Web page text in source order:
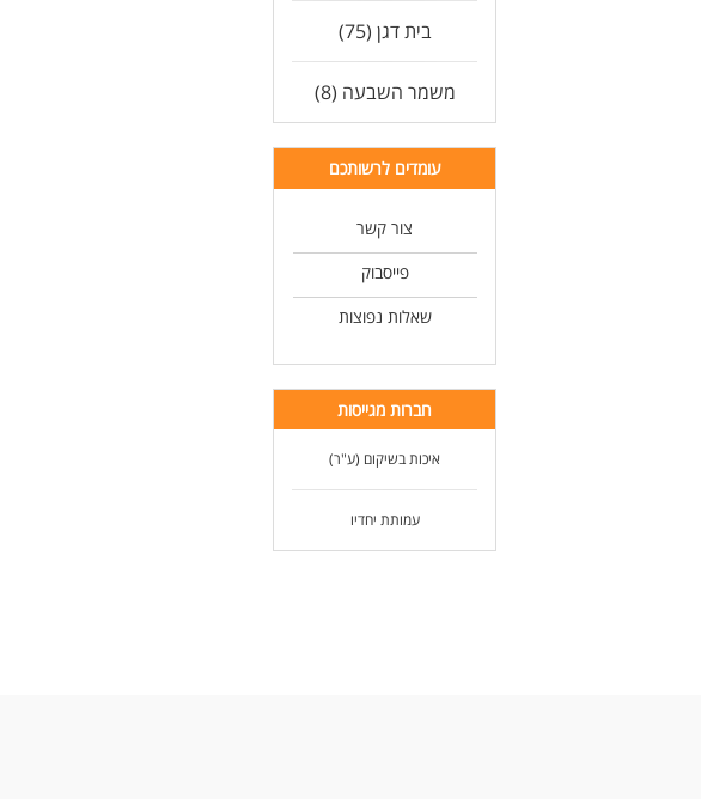
בית דגן (75)
משמר השבעה (8)
עומדים לרשותכם
צור קשר
פייסבוק
שאלות נפוצות
חברות מגייסות
איכות בשיקום (ע"ר)
עמותת יחדיו